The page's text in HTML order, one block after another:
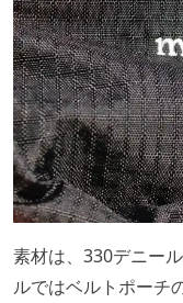
素材は、330デニー
ルではベルトポーチ